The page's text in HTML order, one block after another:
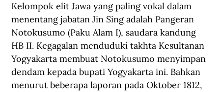
Kelompok elit Jawa yang paling vokal dalam
menentang jabatan Jin Sing adalah Pangeran
Notokusumo (Paku Alam I), saudara kandung
HB II. Kegagalan menduduki takhta Kesultanan
Yogyakarta membuat Notokusumo menyimpan
dendam kepada bupati Yogyakarta ini. Bahkan
menurut beberapa laporan pada Oktober 1812,